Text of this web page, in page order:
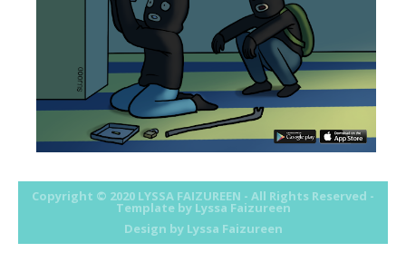
Copyright © 2020 LYSSA FAIZUREEN - All Rights Reserved -
Template by Lyssa Faizureen
Design by Lyssa Faizureen